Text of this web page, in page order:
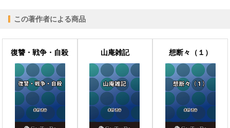
【PC版ConTenDoビューア】
【モバイルビューア】
この著作者による商品
復讐・戦争・自殺 山庵雑記 想断々（１）